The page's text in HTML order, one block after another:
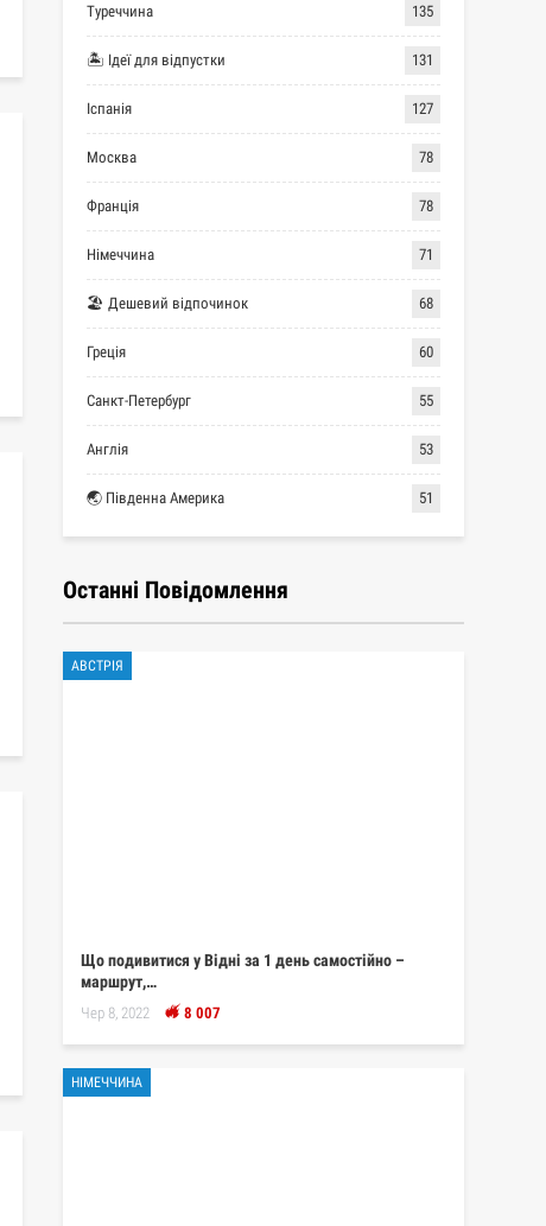
Туреччина 135
🏝 Ідеї для відпустки 131
Іспанія 127
Москва 78
Франція 78
Німеччина 71
🏖 Дешевий відпочинок 68
Греція 60
Санкт-Петербург 55
Англія 53
🌏 Південна Америка 51
Останні Повідомлення
АВСТРІЯ
Що подивитися у Відні за 1 день самостійно –
маршрут,…
Чер 8, 2022 8 007
НІМЕЧЧИНА